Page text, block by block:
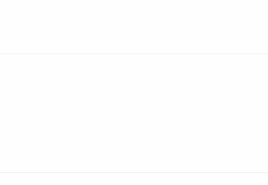
对考生提出的具体学业要求的，按本科毕业同等学力
两门与报考专业相关的本科主干课程。报考法律硕士